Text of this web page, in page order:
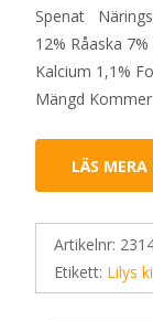
Spenat
12% Råaska
Kalcium 1,1%
Mängd
LÄS
Artikelnr:
Etikett: Lilys